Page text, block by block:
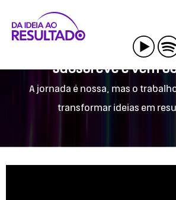
Subscreve e vem
A jornada é nossa, mas o
transformar ideias em